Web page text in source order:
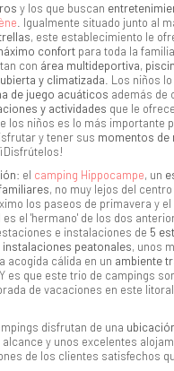
y los que buscan
. Igualmente situado junto al
, este establecimiento le
confort para toda la
con área multideportiva,
y climatizada . Los niños
de juego acuáticos además de
y actividades que le
los niños es lo más importante
y tener sus momentos de
: el camping Hippocampe, un
, no muy lejos del
los paseos de primavera y
el 'hermano' de los dos
e instalaciones de 5
instalaciones peatonales, unos
acogida cálida en un ambiente
es que este trio de campings
de vacaciones en este
disfrutan de una
alcance y unos excelentes
de los clientes satisfechos